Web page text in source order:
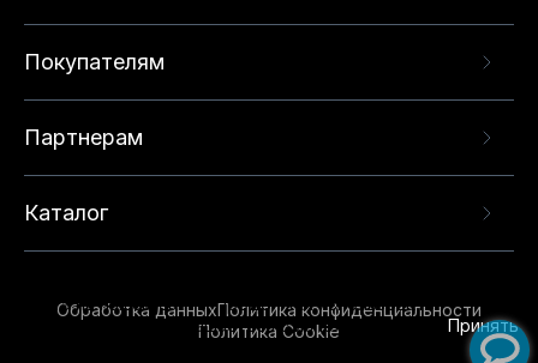
Покупателям
Партнерам
Каталог
Обработка данныхПолитика конфиденциальности
Политика Cookie
опыта на нашем сайте. Продолжая использовать
данный сайт, вы соглашаетесь с использованием
Принять